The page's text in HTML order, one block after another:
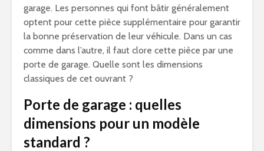
garage. Les personnes qui font bâtir généralement
optent pour cette pièce supplémentaire pour garantir
la bonne préservation de leur véhicule. Dans un cas
comme dans l’autre, il faut clore cette pièce par une
porte de garage. Quelle sont les dimensions
classiques de cet ouvrant ?
Porte de garage : quelles
dimensions pour un modèle
standard ?